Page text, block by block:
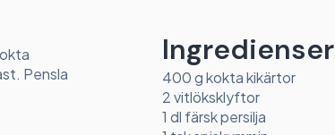
Pensla
Ingredienser
400 g kokta kikärtor
2 vitlöksklyftor
1 dl färsk persilja